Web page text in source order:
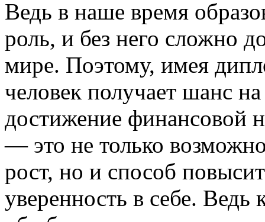
Ведь в наше время
роль, и без него сложно
мире. Поэтому, имея
человек получает шанс
достижение финансовой
— это не только
рост, но и способ
уверенность в себе. Ведь